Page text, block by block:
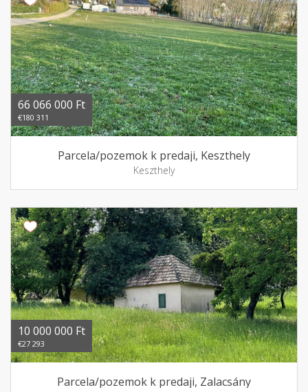
66 066 000 Ft
€180 311
Parcela/pozemok k predaji, Keszthely
Keszthely
10 000 000 Ft
€27 293
Parcela/pozemok k predaji, Zalacsány